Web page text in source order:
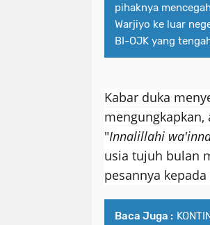
pihaknya
Warjiyo ke luar
BI-OJK yang
Kabar duka
"Innalillahi
usia tujuh bulan
pesannya
Baca Juga :